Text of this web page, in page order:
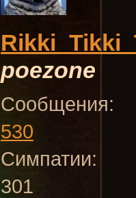
poezone
Сообщения:
530
Симпатии:
301